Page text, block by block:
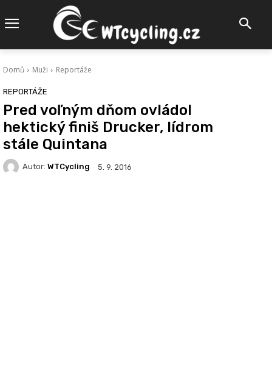
Domů Muži Reportáže
REPORTÁŽE
Pred voľným dňom ovládol
hektický finiš Drucker, lídrom
stále Quintana
Autor: WTCycling 5. 9. 2016